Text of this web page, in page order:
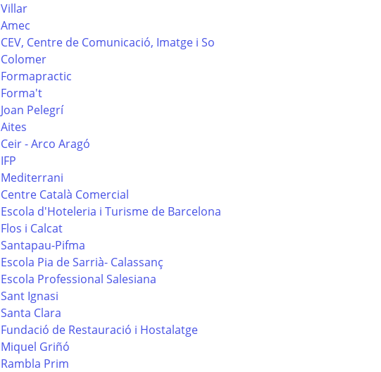
Villar
Amec
CEV, Centre de Comunicació, Imatge i So
Colomer
Formapractic
Forma't
Joan Pelegrí
Aites
Ceir - Arco Aragó
IFP
Mediterrani
Centre Català Comercial
Escola d'Hoteleria i Turisme de Barcelona
Flos i Calcat
Santapau-Pifma
Escola Pia de Sarrià- Calassanç
Escola Professional Salesiana
Sant Ignasi
Santa Clara
Fundació de Restauració i Hostalatge
Miquel Griñó
Rambla Prim